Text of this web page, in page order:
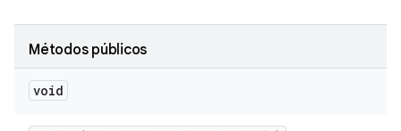
Métodos públicos
void